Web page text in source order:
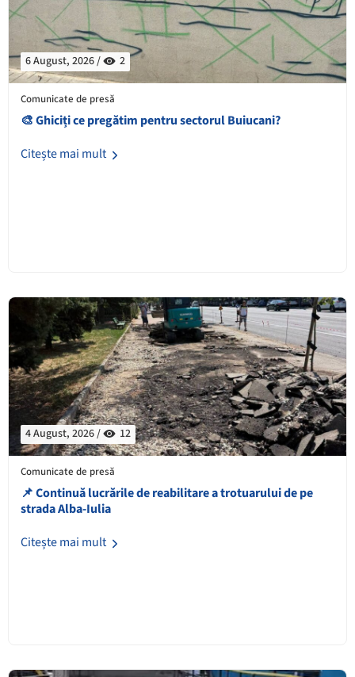
6 August, 2026 / 2
Comunicate de presă
🎨 Ghiciți ce pregătim pentru sectorul Buiucani?
Citește mai mult
4 August, 2026 / 12
Comunicate de presă
📌 Continuă lucrările de reabilitare a trotuarului de pe
strada Alba-Iulia
Citește mai mult